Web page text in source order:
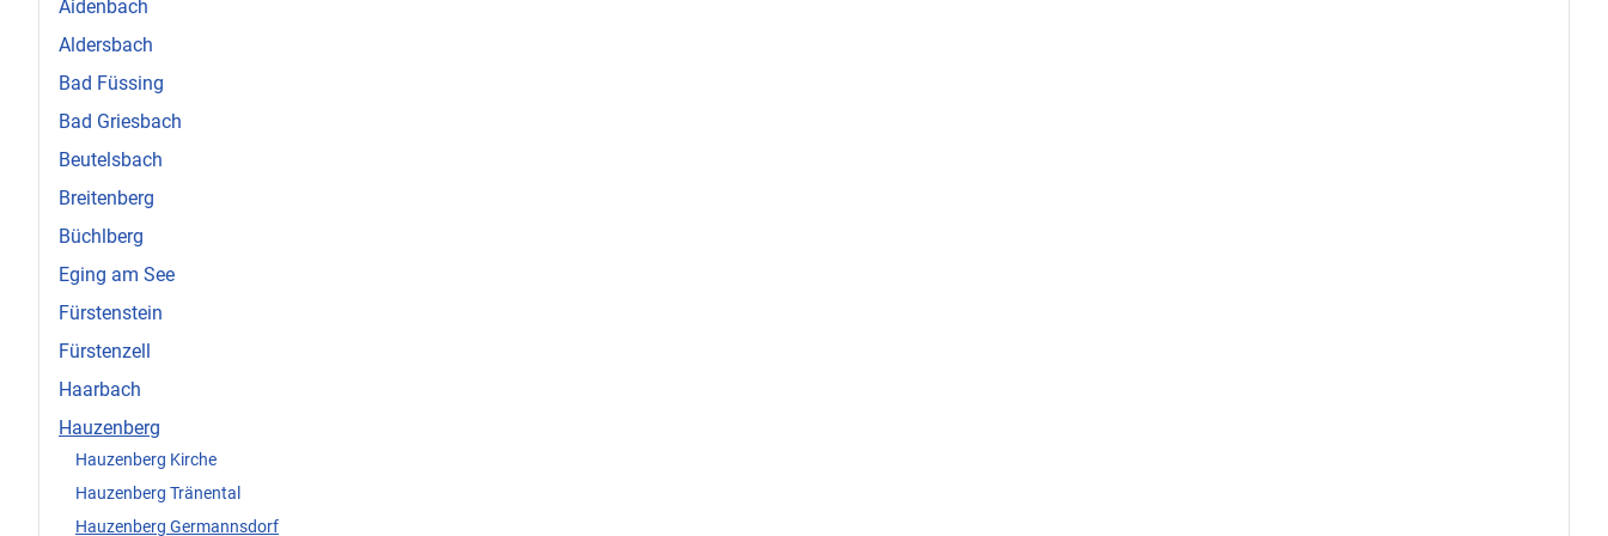
Aidenbach
Aldersbach
Bad Füssing
Bad Griesbach
Beutelsbach
Breitenberg
Büchlberg
Eging am See
Fürstenstein
Fürstenzell
Haarbach
Hauzenberg
Hauzenberg Kirche
Hauzenberg Tränental
Hauzenberg Germannsdorf